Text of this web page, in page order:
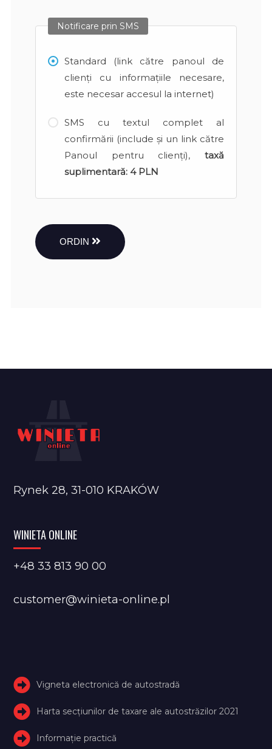
Notificare prin SMS
Standard (link către panoul de
clienți cu informațiile necesare,
este necesar accesul la internet)
SMS cu textul complet al
confirmării (include și un link către
Panoul pentru clienți), taxă
suplimentară: 4 PLN
ORDIN
Rynek 28, 31-010 KRAKÓW
WINIETA ONLINE
+48 33 813 90 00
customer@winieta-online.pl
Vigneta electronică de autostradă
Harta secțiunilor de taxare ale autostrăzilor 2021
Informație practică